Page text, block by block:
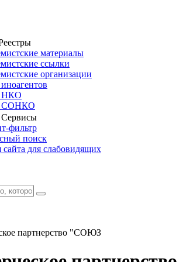
материалы
ссылки
организации
НКО
СОНКО
Cервисы
фильтр
поиск
сайта для слабовидящих
партнерство "СОЮЗ